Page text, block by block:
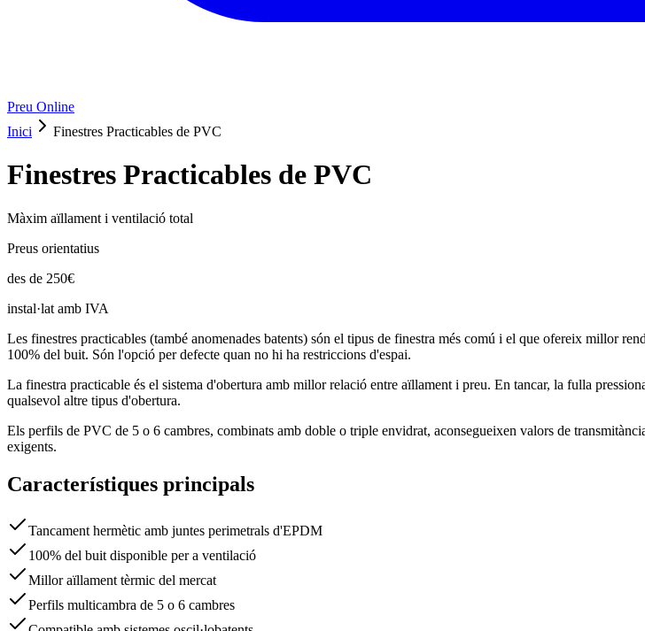
Preu Online
Inici
Finestres Practicables de PVC
Finestres Practicables de PVC
Màxim aïllament i ventilació total
Preus orientatius
des de 250€
instal·lat amb IVA
Les finestres practicables (també anomenades batents) són el tipus de finestra més comú i el que ofereix millor
100% del buit. Són l'opció per defecte quan no hi ha restriccions d'espai.
La finestra practicable és el sistema d'obertura amb millor relació entre aïllament i preu. En tancar, la fulla
qualsevol altre tipus d'obertura.
Els perfils de PVC de 5 o 6 cambres, combinats amb doble o triple envidrat, aconsegueixen valors de
exigents.
Característiques principals
Tancament hermètic amb juntes perimetrals d'EPDM
100% del buit disponible per a ventilació
Millor aïllament tèrmic del mercat
Perfils multicambra de 5 o 6 cambres